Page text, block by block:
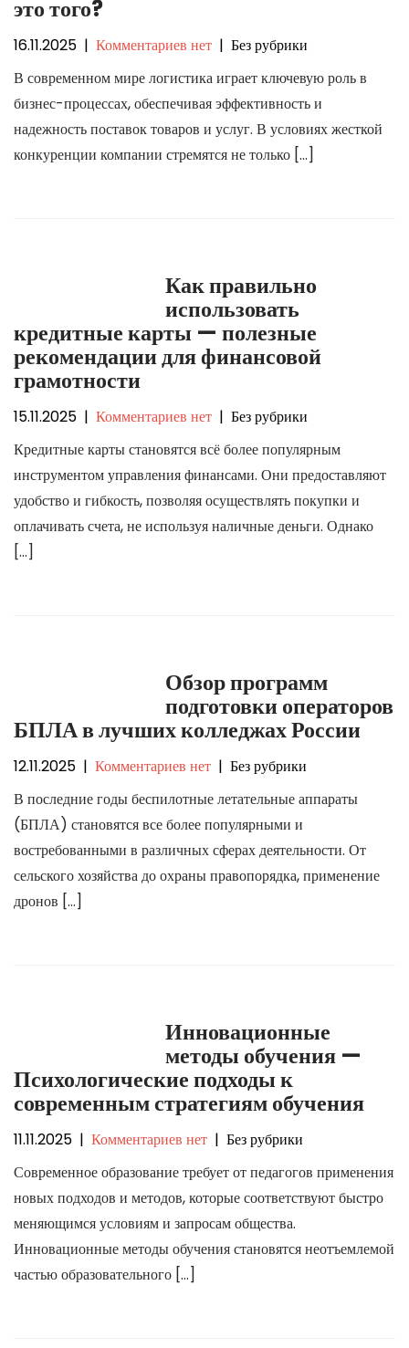
это того?
16.11.2025 | Комментариев нет | Без рубрики
В современном мире логистика играет ключевую роль в
бизнес-процессах, обеспечивая эффективность и
надежность поставок товаров и услуг. В условиях жесткой
конкуренции компании стремятся не только […]
Как правильно
использовать
кредитные карты — полезные
рекомендации для финансовой
грамотности
15.11.2025 | Комментариев нет | Без рубрики
Кредитные карты становятся всё более популярным
инструментом управления финансами. Они предоставляют
удобство и гибкость, позволяя осуществлять покупки и
оплачивать счета, не используя наличные деньги. Однако
[…]
Обзор программ
подготовки операторов
БПЛА в лучших колледжах России
12.11.2025 | Комментариев нет | Без рубрики
В последние годы беспилотные летательные аппараты
(БПЛА) становятся все более популярными и
востребованными в различных сферах деятельности. От
сельского хозяйства до охраны правопорядка, применение
дронов […]
Инновационные
методы обучения —
Психологические подходы к
современным стратегиям обучения
11.11.2025 | Комментариев нет | Без рубрики
Современное образование требует от педагогов применения
новых подходов и методов, которые соответствуют быстро
меняющимся условиям и запросам общества.
Инновационные методы обучения становятся неотъемлемой
частью образовательного […]